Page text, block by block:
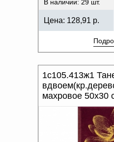
В наличии: 29 шт.
Цена: 128,91 р.
1с105.413ж1
махровое 50х30